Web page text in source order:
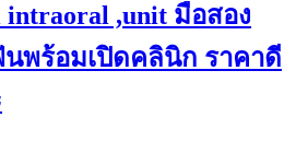
,unit มือสอง
พร้อมเปิดคลินิก ราคาดี